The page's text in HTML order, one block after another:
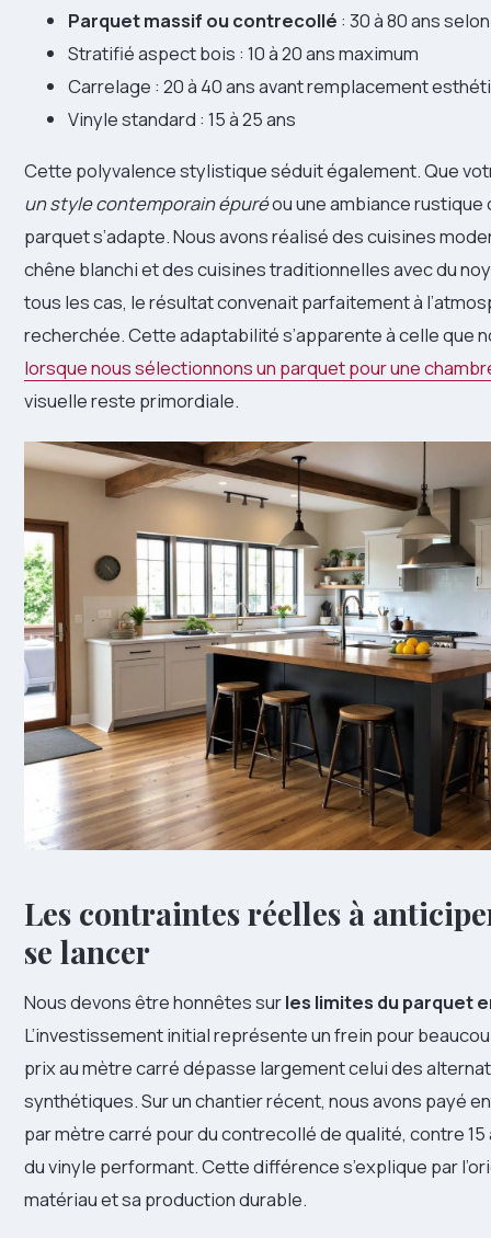
Parquet massif ou contrecollé : 30 à 80 ans
Stratifié aspect bois : 10 à 20 ans maximum
Carrelage : 20 à 40 ans avant remplacement
Vinyle standard : 15 à 25 ans
Cette polyvalence stylistique séduit également. Que
un style contemporain épuréou une ambiance rustique
parquet s’adapte. Nous avons réalisé des cuisines
chêne blanchi et des cuisines traditionnelles avec du
tous les cas, le résultat convenait parfaitement à
recherchée. Cette adaptabilité s’apparente à celle que
lorsque nous sélectionnons un parquet pour une
visuelle reste primordiale.
Les contraintes réelles à
se lancer
Nous devons être honnêtes surles limites du parquet
L’investissement initial représente un frein pour
prix au mètre carré dépasse largement celui des
synthétiques. Sur un chantier récent, nous avons payé
par mètre carré pour du contrecollé de qualité, contre 15
du vinyle performant. Cette différence s’explique par
matériau et sa production durable.